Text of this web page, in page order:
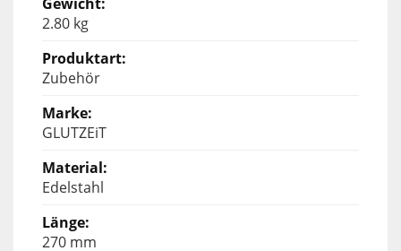
2.80 kg
Zubehör
GLUTZEiT
Edelstahl
270 mm